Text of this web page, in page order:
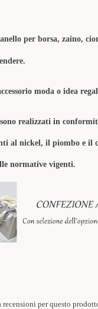
per borsa, zaino,
moda o idea
realizzati in
al nickel, il piombo e il
normative vigenti.
per questo